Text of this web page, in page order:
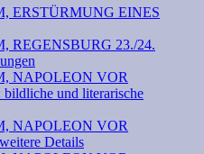
ERSTÜRMUNG EINES
REGENSBURG 23./24.
NAPOLEON VOR
und literarische
NAPOLEON VOR
Details